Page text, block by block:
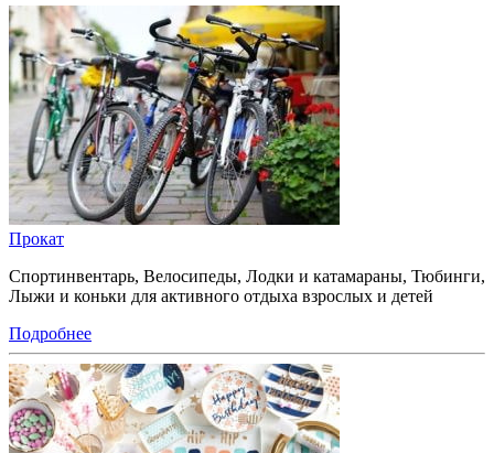
Прокат
Спортинвентарь, Велосипеды, Лодки и катамараны, Тюбинги,
Лыжи и коньки для активного отдыха взрослых и детей
Подробнее